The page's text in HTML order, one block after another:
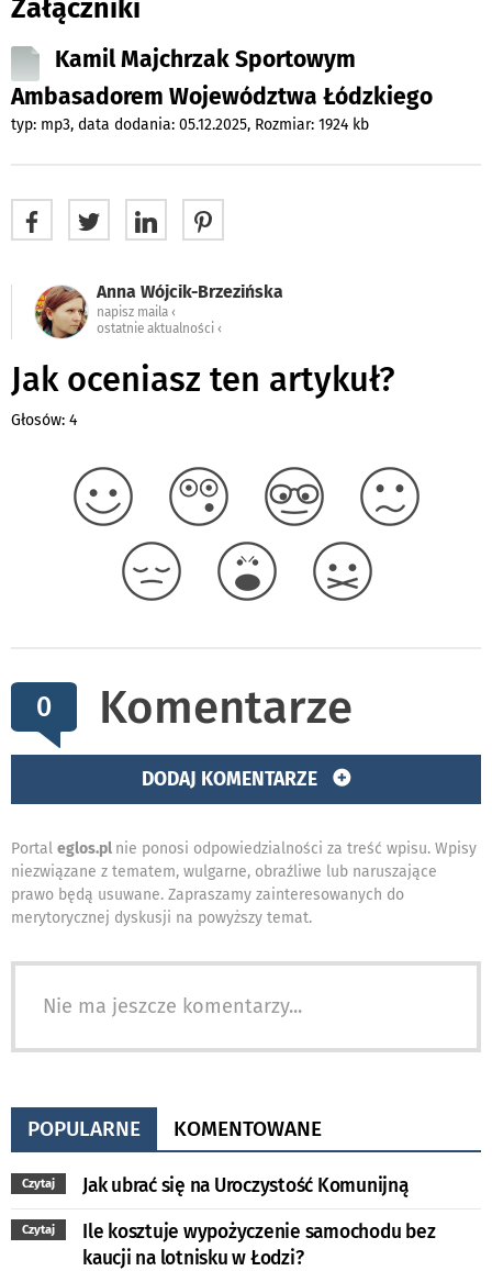
Załączniki
Kamil Majchrzak Sportowym
Ambasadorem Województwa Łódzkiego
typ: mp3, data dodania: 05.12.2025, Rozmiar: 1924 kb
Anna Wójcik-Brzezińska
napisz maila ‹
ostatnie aktualności ‹
Jak oceniasz ten artykuł?
Głosów: 4
0 Komentarze
DODAJ KOMENTARZE
Portal eglos.pl nie ponosi odpowiedzialności za treść wpisu. Wpisy
niezwiązane z tematem, wulgarne, obraźliwe lub naruszające
prawo będą usuwane. Zapraszamy zainteresowanych do
merytorycznej dyskusji na powyższy temat.
Nie ma jeszcze komentarzy...
POPULARNE KOMENTOWANE
Czytaj Jak ubrać się na Uroczystość Komunijną
Czytaj
Ile kosztuje wypożyczenie samochodu bez
kaucji na lotnisku w Łodzi?